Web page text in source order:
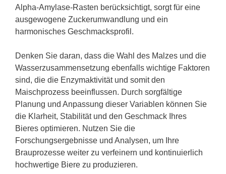
Alpha-Amylase-Rasten berücksichtigt, sorgt für eine
ausgewogene Zuckerumwandlung und ein
harmonisches Geschmacksprofil.
Denken Sie daran, dass die Wahl des Malzes und die
Wasserzusammensetzung ebenfalls wichtige Faktoren
sind, die die Enzymaktivität und somit den
Maischprozess beeinflussen. Durch sorgfältige
Planung und Anpassung dieser Variablen können Sie
die Klarheit, Stabilität und den Geschmack Ihres
Bieres optimieren. Nutzen Sie die
Forschungsergebnisse und Analysen, um Ihre
Brauprozesse weiter zu verfeinern und kontinuierlich
hochwertige Biere zu produzieren.